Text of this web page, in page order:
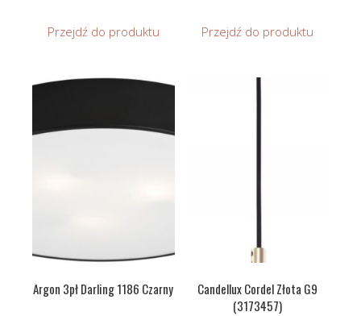
Przejdź do produktu Przejdź do produktu
Argon 3pł Darling 1186 Czarny
Candellux Cordel Złota G9
(3173457)